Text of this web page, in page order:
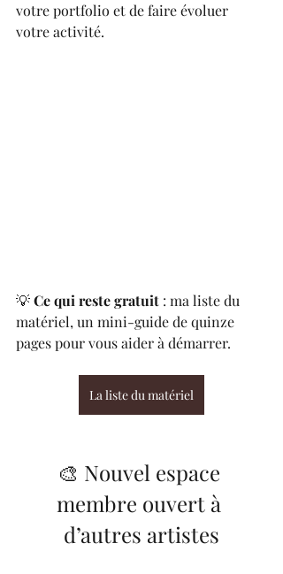
votre portfolio et de faire évoluer
votre activité.
💡 Ce qui reste gratuit : ma liste du
matériel, un mini-guide de quinze
pages pour vous aider à démarrer.
La liste du matériel
🎨 Nouvel espace
membre ouvert à
d’autres artistes